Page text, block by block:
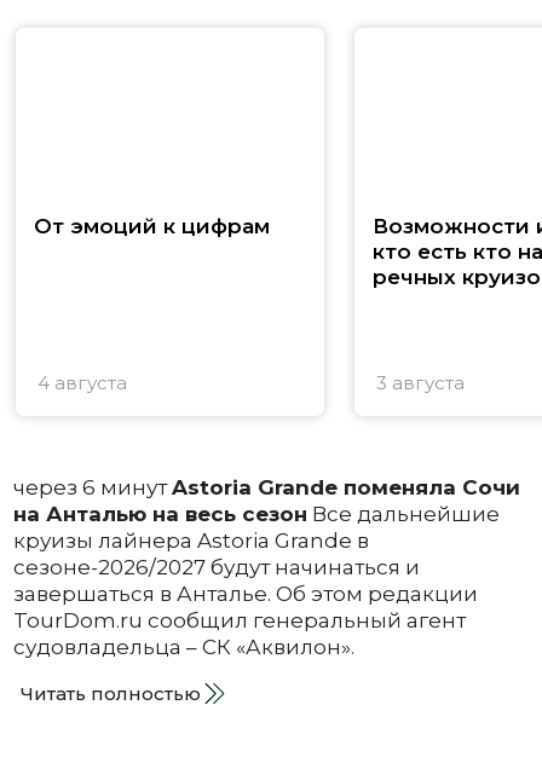
От эмоций к цифрам
4 августа
Возможности
кто есть кто
речных
3 августа
через 6 минут Astoria Grande поменяла Сочи
на Анталью на весь сезон Все дальнейшие
круизы лайнера Astoria Grande в
сезоне-2026/2027 будут начинаться и
завершаться в Анталье. Об этом редакции
TourDom.ru сообщил генеральный агент
судовладельца – СК «Аквилон».
Читать полностью